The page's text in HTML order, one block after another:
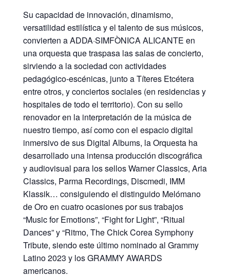
Su capacidad de innovación, dinamismo,
versatilidad estilística y el talento de sus músicos,
convierten a ADDA·SIMFÒNICA ALICANTE en
una orquesta que traspasa las salas de concierto,
sirviendo a la sociedad con actividades
pedagógico-escénicas, junto a Títeres Etcétera
entre otros, y conciertos sociales (en residencias y
hospitales de todo el territorio). Con su sello
renovador en la interpretación de la música de
nuestro tiempo, así como con el espacio digital
inmersivo de sus Digital Albums, la Orquesta ha
desarrollado una intensa producción discográfica
y audiovisual para los sellos Warner Classics, Aria
Classics, Parma Recordings, Discmedi, IMM
Klassik… consiguiendo el distinguido Melómano
de Oro en cuatro ocasiones por sus trabajos
“Music for Emotions”, “Fight for Light”, “Ritual
Dances” y “Ritmo, The Chick Corea Symphony
Tribute, siendo este último nominado al Grammy
Latino 2023 y los GRAMMY AWARDS
americanos.